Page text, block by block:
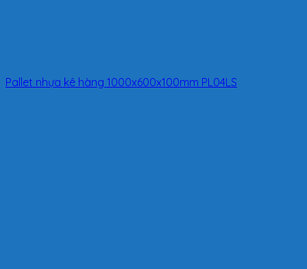
Pallet nhựa kê hàng 1000x600x100mm PL04LS